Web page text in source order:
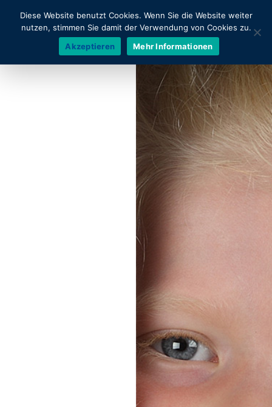
Diese Website benutzt Cookies. Wenn Sie die Website weiter
nutzen, stimmen Sie damit der Verwendung von Cookies zu.
Akzeptieren
Mehr Informationen